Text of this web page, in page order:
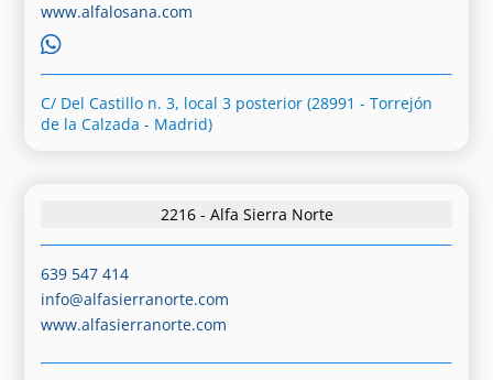
www.alfalosana.com
C/ Del Castillo n. 3, local 3 posterior (28991 - Torrejón
de la Calzada - Madrid)
2216 - Alfa Sierra Norte
639 547 414
info@alfasierranorte.com
www.alfasierranorte.com